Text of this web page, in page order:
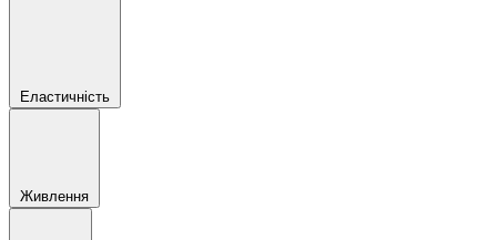
Еластичність
Живлення